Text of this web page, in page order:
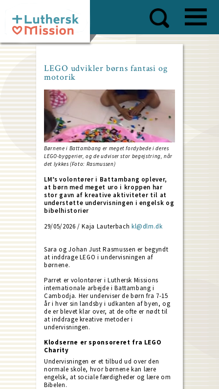
main
content
LEGO udvikler børns fantasi og
motorik
Børnene i Battambang er meget fordybede i deres
LEGO-byggerier, og de udviser stor begejstring, når
det lykkes (Foto: Rasmussen)
LM’s volontører i Battambang oplever,
at børn med meget uro i kroppen har
stor gavn af kreative aktiviteter til at
understøtte undervisningen i engelsk og
bibelhistorier
29/05/2026 / Kaja Lauterbach kl@dlm.dk
Sara og Johan Just Rasmussen er begyndt
at inddrage LEGO i undervisningen af
børnene.
Parret er volontører i Luthersk Missions
internationale arbejde i Battambang i
Cambodja. Her underviser de børn fra 7-15
år i hver sin landsby i udkanten af byen, og
de er blevet klar over, at de ofte er nødt til
at inddrage kreative metoder i
undervisningen.
Klodserne er sponsoreret fra LEGO
Charity
Undervisningen er et tilbud ud over den
normale skole, hvor børnene kan lære
engelsk, at sociale færdigheder og lære om
Bibelen.